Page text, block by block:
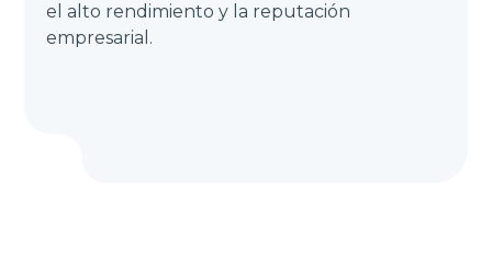
el alto rendimiento y la reputación
empresarial.